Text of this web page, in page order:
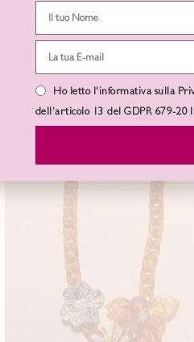
Ho letto l'informativa sulla
dell’articolo 13 del GDPR 679-